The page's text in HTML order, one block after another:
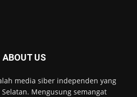
ABOUT US
media siber independen yang
Mengusung semangat